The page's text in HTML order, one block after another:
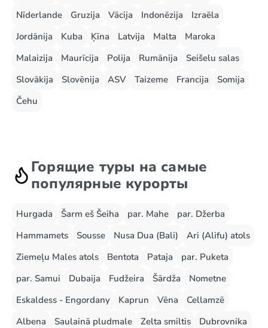
Nīderlande
Gruzija Vācija Indonēzija
Izraēla
Jordānija
Kuba Ķīna Latvija Malta
Maroka
Malaizija
Maurīcija Polija Rumānija
Seišelu salas
Slovākija
Slovēnija ASV Taizeme Francija
Somija
Čehu
Горящие туры на самые
популярные курорты
Hurgada Šarm eš Šeiha par. Mahe
par. Džerba
Hammamets
Sousse Nusa Dua (Bali)
Ari (Alifu) atols
Ziemeļu Males atols
Bentota Pataja
par. Puketa
par. Samui
Dubaija Fudžeira Šārdža
Nometne
Eskaldess - Engordany
Kaprun Vēna
Cellamzē
Albena
Saulainā pludmale Zelta smiltis
Dubrovnika